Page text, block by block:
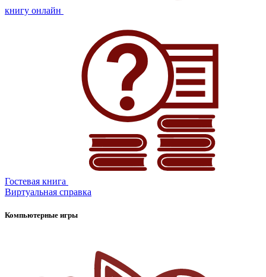
книгу онлайн
Гостевая книга
Виртуальная справка
Компьютерные игры